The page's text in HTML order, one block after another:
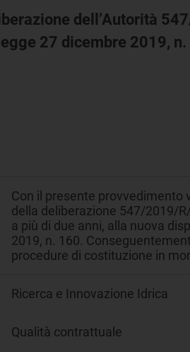
dell’Autorità
27 dicembre 2019,
Con il presente provvedimento
della deliberazione 547/2019/
a più di due anni, alla nuova
2019, n. 160.
procedure di costituzione in
Ricerca e Innovazione Idrica
Qualità contrattuale